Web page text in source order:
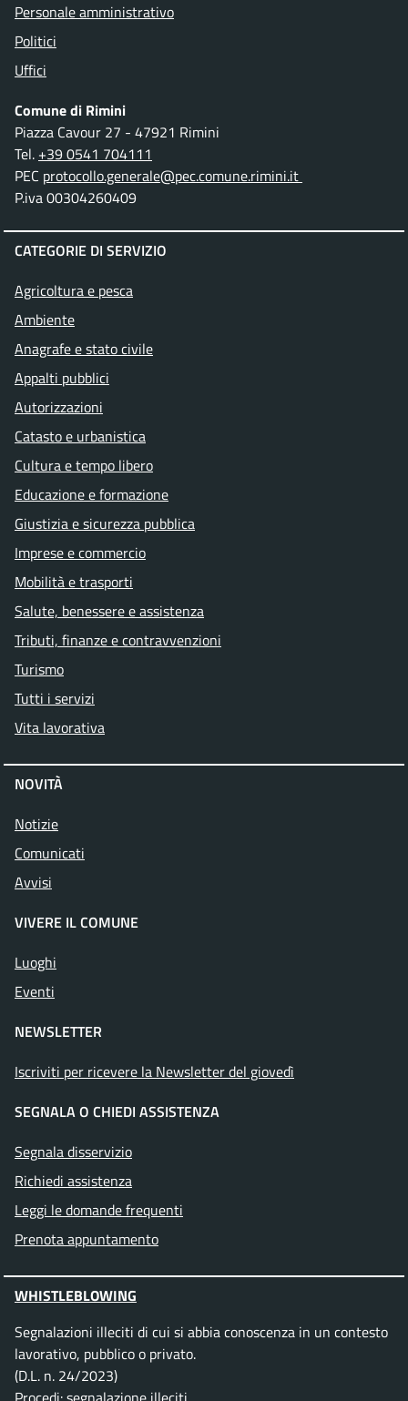
Personale amministrativo
Politici
Uffici
Comune di Rimini
Piazza Cavour 27 - 47921 Rimini
Tel. +39 0541 704111
PEC protocollo.generale@pec.comune.rimini.it
P.iva 00304260409
CATEGORIE DI SERVIZIO
Agricoltura e pesca
Ambiente
Anagrafe e stato civile
Appalti pubblici
Autorizzazioni
Catasto e urbanistica
Cultura e tempo libero
Educazione e formazione
Giustizia e sicurezza pubblica
Imprese e commercio
Mobilità e trasporti
Salute, benessere e assistenza
Tributi, finanze e contravvenzioni
Turismo
Tutti i servizi
Vita lavorativa
NOVITÀ
Notizie
Comunicati
Avvisi
VIVERE IL COMUNE
Luoghi
Eventi
NEWSLETTER
Iscriviti per ricevere la Newsletter del giovedì
SEGNALA O CHIEDI ASSISTENZA
Segnala disservizio
Richiedi assistenza
Leggi le domande frequenti
Prenota appuntamento
WHISTLEBLOWING
Segnalazioni illeciti di cui si abbia conoscenza in un contesto
lavorativo, pubblico o privato.
(D.L. n. 24/2023)